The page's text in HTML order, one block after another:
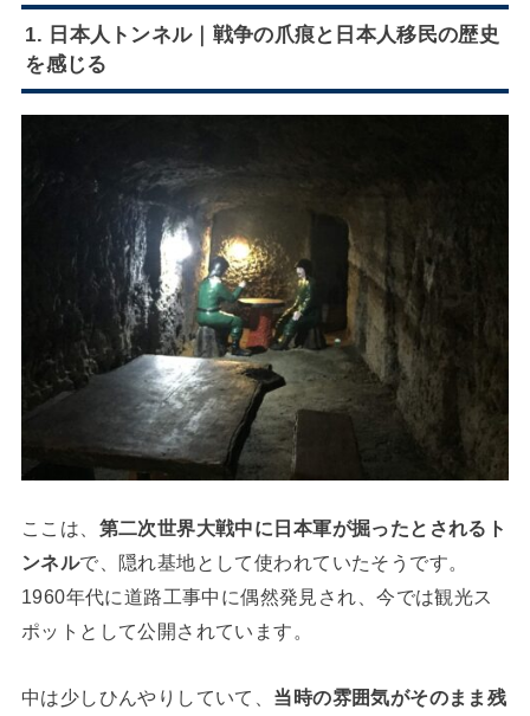
1. 日本人トンネル｜戦争の爪痕と日本人移民の歴史
を感じる
ここは、 第二次世界大戦中に日本軍が掘ったとされるト
ンネルで、隠れ基地として使われていたそうです。
1960年代に道路工事中に偶然発見され、今では観光ス
ポットとして公開されています。
中は少しひんやりしていて、 当時の雰囲気がそのまま残